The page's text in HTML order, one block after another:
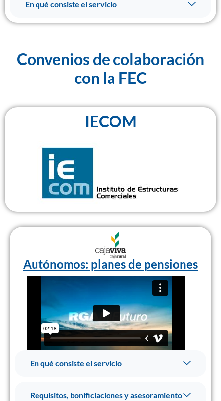
En qué consiste el servicio
Convenios de colaboración
con la FEC
IECOM
Autónomos: planes de pensiones
En qué consiste el servicio
Requisitos, bonificiaciones y asesoramiento